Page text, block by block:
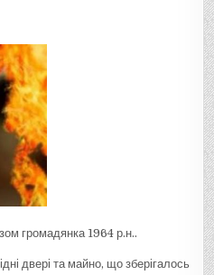
громадянка 1964 р.н..
двері та майно, що зберігалось